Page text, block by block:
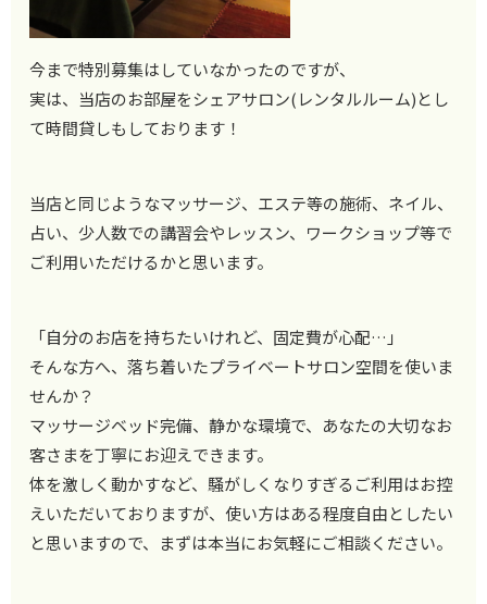
今まで特別募集はしていなかったのですが、
実は、当店のお部屋をシェアサロン(レンタルルーム)とし
て時間貸しもしております！
当店と同じようなマッサージ、エステ等の施術、ネイル、
占い、少人数での講習会やレッスン、ワークショップ等で
ご利用いただけるかと思います。
「自分のお店を持ちたいけれど、固定費が心配…」
そんな方へ、落ち着いたプライベートサロン空間を使いま
せんか？
マッサージベッド完備、静かな環境で、あなたの大切なお
客さまを丁寧にお迎えできます。
体を激しく動かすなど、騒がしくなりすぎるご利用はお控
えいただいておりますが、使い方はある程度自由としたい
と思いますので、
まずは本当にお気軽にご相談ください。